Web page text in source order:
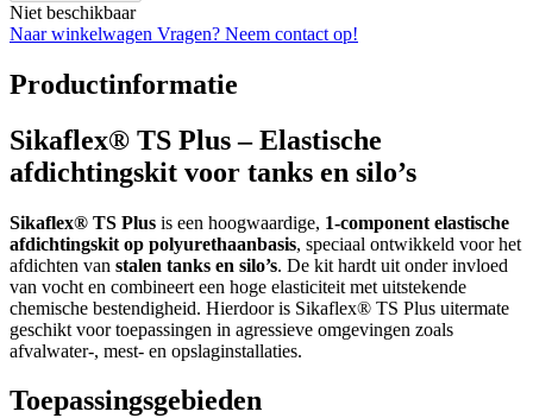
Niet beschikbaar
Naar winkelwagen Vragen? Neem contact op!
Productinformatie
Sikaflex® TS Plus – Elastische
afdichtingskit voor tanks en silo’s
Sikaflex® TS Plus is een hoogwaardige, 1-component elastische
afdichtingskit op polyurethaanbasis, speciaal ontwikkeld voor het
afdichten van stalen tanks en silo’s. De kit hardt uit onder invloed
van vocht en combineert een hoge elasticiteit met uitstekende
chemische bestendigheid. Hierdoor is Sikaflex® TS Plus uitermate
geschikt voor toepassingen in agressieve omgevingen zoals
afvalwater-, mest- en opslaginstallaties.
Toepassingsgebieden